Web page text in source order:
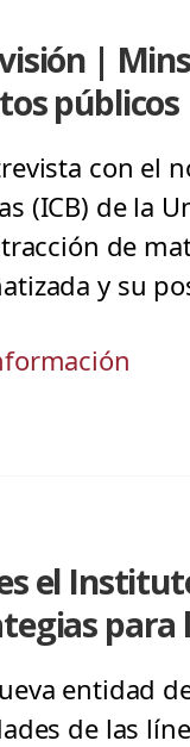
|
públicos
con el
(ICB) de la
de
y su
el
para
entidad
de las